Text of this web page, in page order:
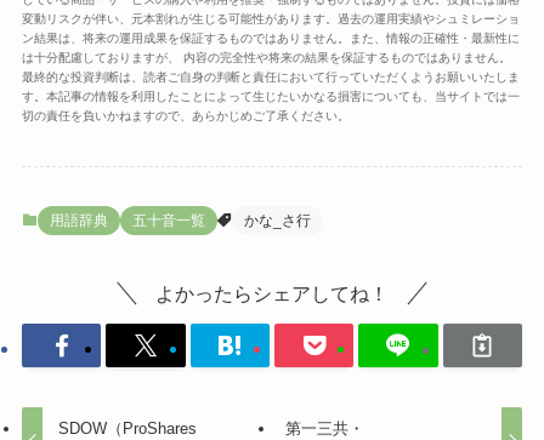
変動リスクが伴い、元本割れが生じる可能性があります。過去の運用実績やシュミレーショ
ン結果は、将来の運用成果を保証するものではありません。また、情報の正確性・最新性に
は十分配慮しておりますが、 内容の完全性や将来の結果を保証するものではありません。
最終的な投資判断は、読者ご自身の判断と責任において行っていただくようお願いいたしま
す。本記事の情報を利用したことによって生じたいかなる損害についても、当サイトでは一
切の責任を負いかねますので、あらかじめご了承ください。
用語辞典 五十音一覧 かな_さ行
よかったらシェアしてね！
SDOW（ProShares
第一三共・